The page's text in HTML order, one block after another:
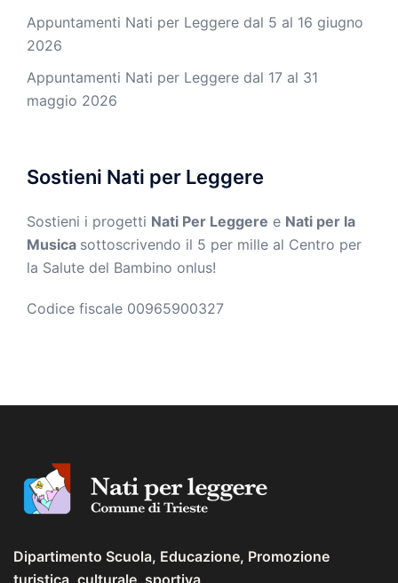
Appuntamenti Nati per Leggere dal 5 al 16 giugno
2026
Appuntamenti Nati per Leggere dal 17 al 31
maggio 2026
Sostieni Nati per Leggere
Sostieni i progetti Nati Per Leggere e Nati per la
Musica sottoscrivendo il 5 per mille al Centro per
la Salute del Bambino onlus!
Codice fiscale 00965900327
Dipartimento Scuola, Educazione, Promozione
turistica, culturale, sportiva